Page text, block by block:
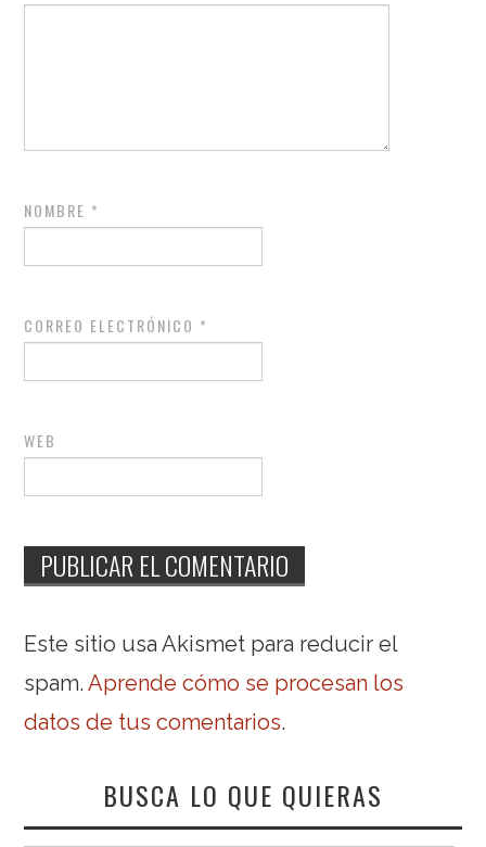
NOMBRE *
CORREO ELECTRÓNICO *
WEB
Este sitio usa Akismet para reducir el
spam.Aprende cómo se procesan los
datos de tus comentarios.
BUSCA LO QUE QUIERAS